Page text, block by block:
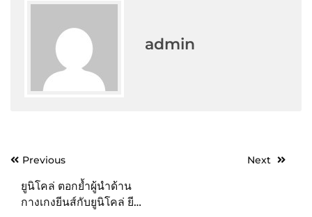
admin
PostPrevious
ยูนิโคล่ ตอกย้ำผู้นำด้าน
กางเกงยีนส์กับยูนิโคล่ ยีน
Next